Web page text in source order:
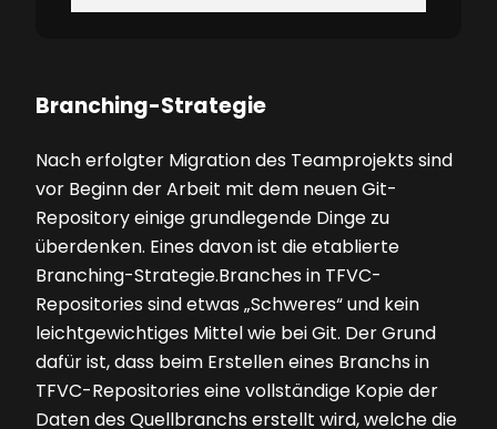
Branching-Strategie
Nach erfolgter Migration des Teamprojekts sind
vor Beginn der Arbeit mit dem neuen Git-
Repository einige grundlegende Dinge zu
überdenken. Eines davon ist die etablierte
Branching-Strategie.Branches in TFVC-
Repositories sind etwas „Schweres“ und kein
leichtgewichtiges Mittel wie bei Git. Der Grund
dafür ist, dass beim Erstellen eines Branchs in
TFVC-Reposi­tories eine vollständige Kopie der
Daten des Quellbranchs ­erstellt wird, welche die